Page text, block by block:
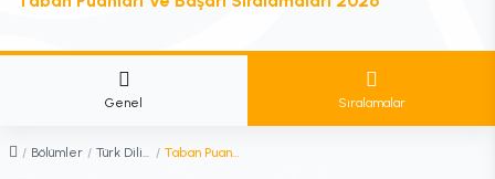
Genel Sıralamalar
/ Bölümler / Türk Dili ve Edebiyatı Öğretmenliği / Taban Puanları ve Sıralamaları